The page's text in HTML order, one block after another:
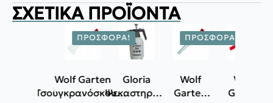
ΣΧΕΤΙΚΆ ΠΡΟΪΌΝΤΑ
ΠΡΟΣΦΟΡΆ!
Wolf Garten
Τσουγκρανόσκουπα
Gloria
Ψεκαστηράκι
ΠΡΟΣΦΟΡΆ!
Wolf
Garten
Wolf
Garten